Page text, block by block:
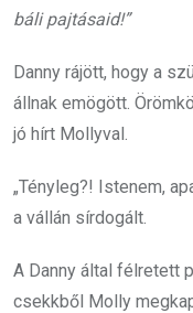
báli pajtásaid!”
Danny rájött, hogy a
állnak emögött.
jó hírt Mollyval.
„Tényleg?! Istenem,
a vállán sírdogált.
A Danny által félretett
csekkből Molly